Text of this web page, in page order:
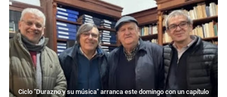
Ciclo "Durazno y su música" arranca este domingo con un capítulo